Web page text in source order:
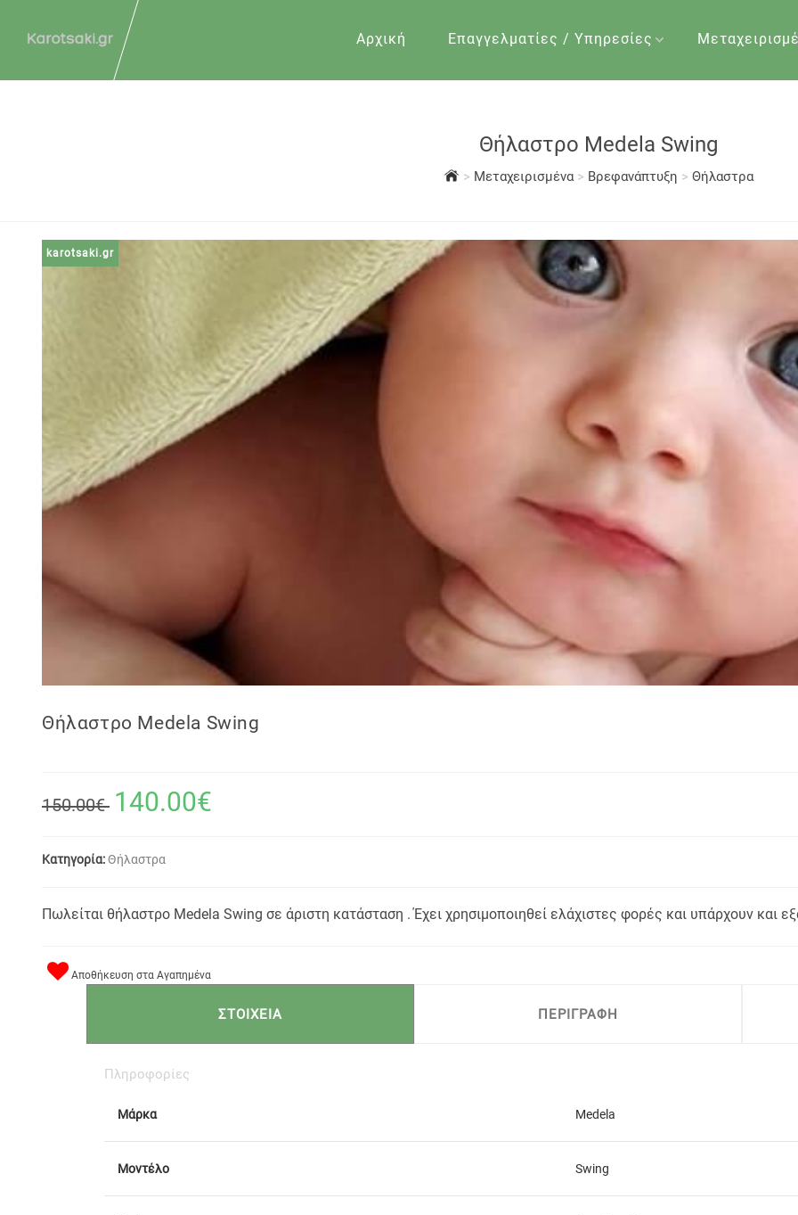
Αρχική Επαγγελματίες / Υπηρεσίες
Θήλαστρο Medela Swing
> Μεταχειρισμένα > Βρεφανάπτυξη > Θήλαστρα
karotsaki.gr
Θήλαστρο Medela Swing
150.00€ 140.00€
Κατηγορία:Θήλαστρα
Πωλείται θήλαστρο Medela Swing σε άριστη κατάσταση . Έχει χρησιμοποιηθεί ελάχιστες φορές και υπάρχουν και
Αποθήκευση στα Αγαπημένα
ΣΤΟΙΧΕΙΑ ΠΕΡΙΓΡΑΦΗ
Πληροφορίες
Μάρκα Medela
Μοντέλο Swing